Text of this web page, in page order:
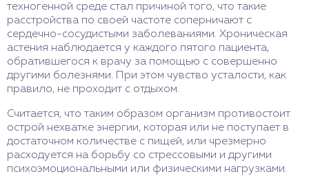
техногенной среде стал причиной того, что такие
расстройства по своей частоте соперничают с
сердечно-сосудистыми заболеваниями. Хроническая
астения наблюдается у каждого пятого пациента,
обратившегося к врачу за помощью с совершенно
другими болезнями. При этом чувство усталости, как
правило, не проходит с отдыхом.
Считается, что таким образом организм противостоит
острой нехватке энергии, которая или не поступает в
достаточном количестве с пищей, или чрезмерно
расходуется на борьбу со стрессовыми и другими
психоэмоциональными или физическими нагрузками.